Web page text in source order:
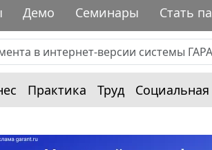
Демо Семинары Стать
Практика Труд